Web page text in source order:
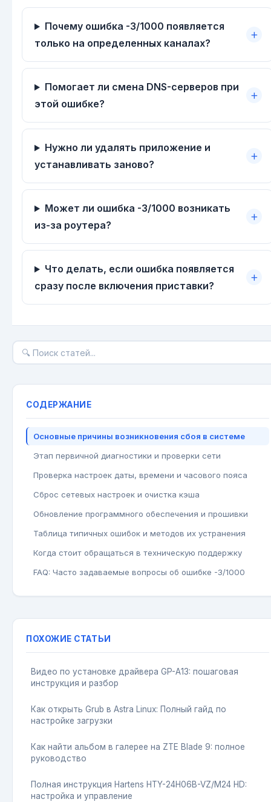
Почему ошибка -3/1000 появляется
только на определенных каналах?
Помогает ли смена DNS-серверов при
этой ошибке?
Нужно ли удалять приложение и
устанавливать заново?
Может ли ошибка -3/1000 возникать
из-за роутера?
Что делать, если ошибка появляется
сразу после включения приставки?
СОДЕРЖАНИЕ
Основные причины возникновения сбоя в системе
Этап первичной диагностики и проверки сети
Проверка настроек даты, времени и часового пояса
Сброс сетевых настроек и очистка кэша
Обновление программного обеспечения и прошивки
Таблица типичных ошибок и методов их устранения
Когда стоит обращаться в техническую поддержку
FAQ: Часто задаваемые вопросы об ошибке -3/1000
ПОХОЖИЕ СТАТЬИ
Видео по установке драйвера GP-A13: пошаговая
инструкция и разбор
Как открыть Grub в Astra Linux: Полный гайд по
настройке загрузки
Как найти альбом в галерее на ZTE Blade 9: полное
руководство
Полная инструкция Hartens HTY-24H06B-VZ/M24 HD:
настройка и управление